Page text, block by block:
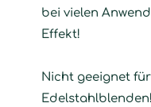
bei vielen
Effekt!
Nicht geeignet
Edelstahlblenden!